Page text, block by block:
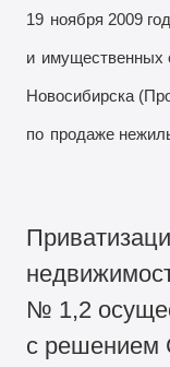
19 ноября 2009
и имущественных
Новосибирска
по продаже
№ 1,2
с решением